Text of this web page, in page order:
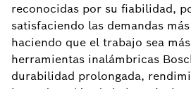
reconocidas por su fiabilidad,
satisfaciendo las demandas
haciendo que el trabajo sea
herramientas inalámbricas
durabilidad prolongada,